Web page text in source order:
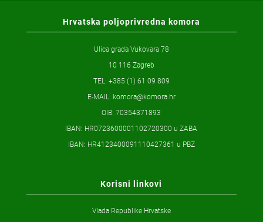
Hrvatska poljoprivredna komora
Ulica grada Vukovara 78
10 116 Zagreb
TEL: +385 (1) 61 09 809
E-MAIL: komora@komora.hr
OIB: 70354371893
IBAN: HR0723600001102720300 u ZABA
IBAN: HR4123400091110427361 u PBZ
Korisni linkovi
Vlada Republike Hrvatske